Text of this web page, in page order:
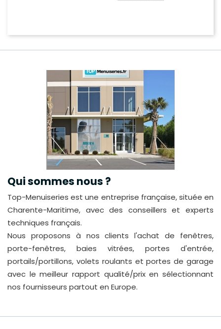
Qui sommes nous ?
Top-Menuiseries est une entreprise française, située en
Charente-Maritime, avec des conseillers et experts
techniques français.
Nous proposons à nos clients l'achat de fenêtres,
porte-fenêtres, baies vitrées, portes d'entrée,
portails/portillons, volets roulants et portes de garage
avec le meilleur rapport qualité/prix en sélectionnant
nos fournisseurs partout en Europe.